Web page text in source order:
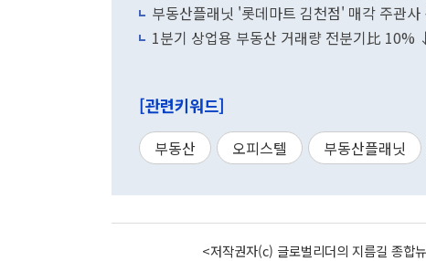
부동산플래닛 '롯데마트 김천점' 매각 주관사
1분기 상업용 부동산 거래량 전분기比 10%
[관련키워드]
부동산 오피스텔 부동산플래닛
<저작권자(c) 글로벌리더의 지름길 종